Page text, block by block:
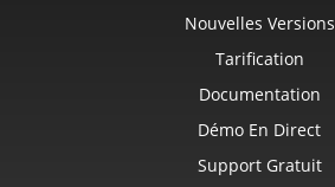
Nouvelles Versions
Tarification
Documentation
Démo En Direct
Support Gratuit